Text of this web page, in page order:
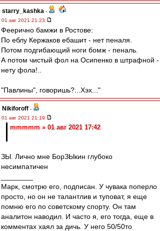
starry_kashka -
01 авг 2021 21:23
Феерично бамжи в Ростове:
По еблу Кержаков ебашит - нет пеналя.
Потом подгибающий ноги бомж - пеналь.
А потом чистый фол на Осипенко в штрафной -
нету фола!..
"Павлины", говоришь?...Хэх..."
Nikiforoff -
01 авг 2021 21:19
mmmmm » 01 авг 2021 17:42
ЗЫ. Лично мне БорЗЫкин глубоко
несимпатичен
Марк, смотрю его, подписан. У чувака поперло
просто, но он не талантлив и туповат, я еще
помню его по советскому спорту. Он там
аналитон наводил. И часто я, его тогда, еще в
комментах хаял за дичь. У него 50/50то